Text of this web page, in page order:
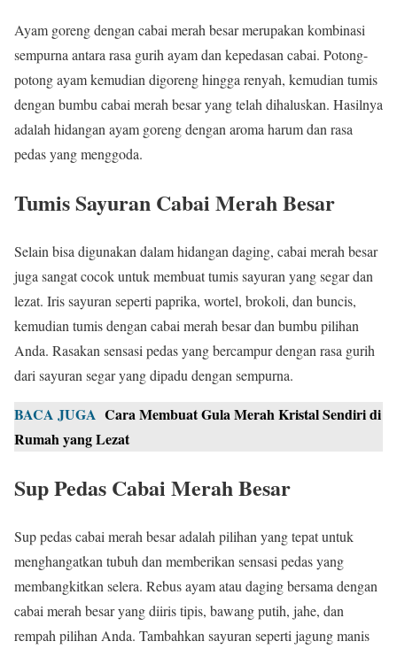
Ayam goreng dengan cabai merah besar merupakan kombinasi
sempurna antara rasa gurih ayam dan kepedasan cabai. Potong-
potong ayam kemudian digoreng hingga renyah, kemudian tumis
dengan bumbu cabai merah besar yang telah dihaluskan. Hasilnya
adalah hidangan ayam goreng dengan aroma harum dan rasa
pedas yang menggoda.
Tumis Sayuran Cabai Merah Besar
Selain bisa digunakan dalam hidangan daging, cabai merah besar
juga sangat cocok untuk membuat tumis sayuran yang segar dan
lezat. Iris sayuran seperti paprika, wortel, brokoli, dan buncis,
kemudian tumis dengan cabai merah besar dan bumbu pilihan
Anda. Rasakan sensasi pedas yang bercampur dengan rasa gurih
dari sayuran segar yang dipadu dengan sempurna.
BACA JUGA Cara Membuat Gula Merah Kristal Sendiri di
Rumah yang Lezat
Sup Pedas Cabai Merah Besar
Sup pedas cabai merah besar adalah pilihan yang tepat untuk
menghangatkan tubuh dan memberikan sensasi pedas yang
membangkitkan selera. Rebus ayam atau daging bersama dengan
cabai merah besar yang diiris tipis, bawang putih, jahe, dan
rempah pilihan Anda. Tambahkan sayuran seperti jagung manis